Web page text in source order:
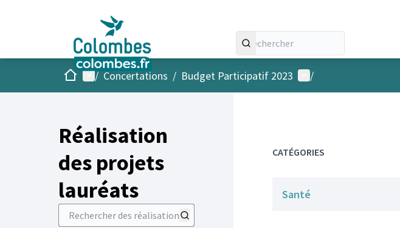
AccueilMenu principal
/ Concertations / Budget Participatif 2023 Menu utilisateur
/
Réalisation
des projets
lauréats
Rechercher des réalisations
CATÉGORIES
Santé